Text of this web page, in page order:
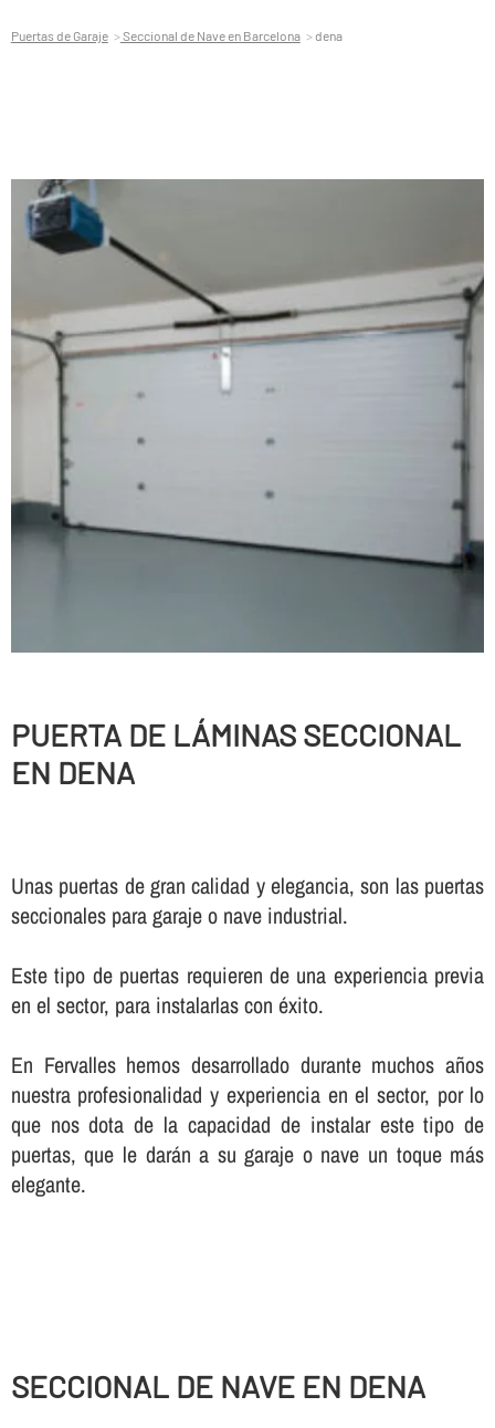
Puertas de Garaje Seccional de Nave en Barcelona dena
PUERTA DE LÁMINAS SECCIONAL
EN DENA
Unas puertas de gran calidad y elegancia, son las puertas
seccionales para garaje o nave industrial.
Este tipo de puertas requieren de una experiencia previa
en el sector, para instalarlas con éxito.
En Fervalles hemos desarrollado durante muchos años
nuestra profesionalidad y experiencia en el sector, por lo
que nos dota de la capacidad de instalar este tipo de
puertas, que le darán a su garaje o nave un toque más
elegante.
SECCIONAL DE NAVE EN DENA